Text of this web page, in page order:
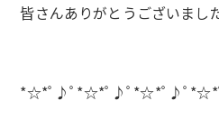
皆さんありがとうございまし
*☆*ﾟ♪ﾟ*☆*ﾟ♪ﾟ*☆*ﾟ♪ﾟ